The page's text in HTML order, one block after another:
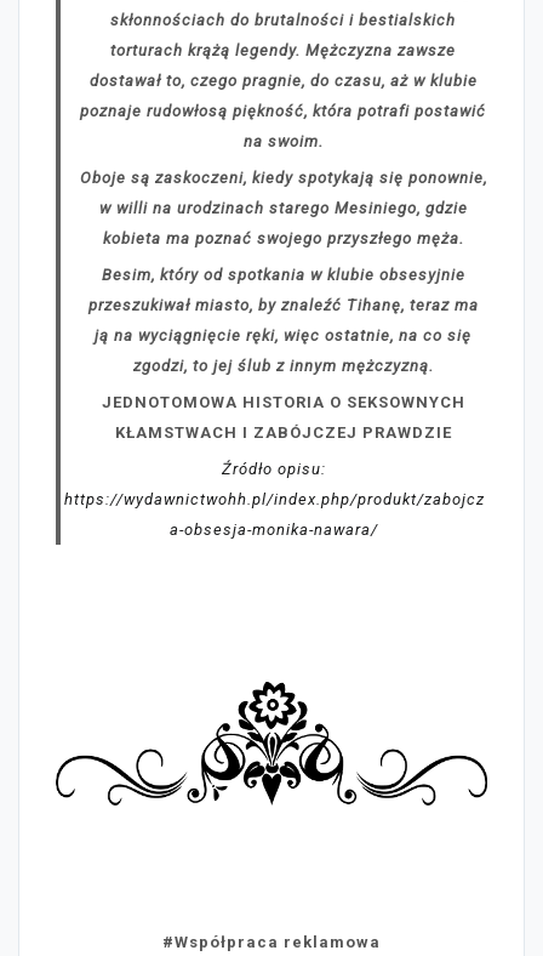
skłonnościach do brutalności i bestialskich
torturach krążą legendy. Mężczyzna zawsze
dostawał to, czego pragnie, do czasu, aż w klubie
poznaje rudowłosą piękność, która potrafi postawić
na swoim.
Oboje są zaskoczeni, kiedy spotykają się ponownie,
w willi na urodzinach starego Mesiniego, gdzie
kobieta ma poznać swojego przyszłego męża.
Besim, który od spotkania w klubie obsesyjnie
przeszukiwał miasto, by znaleźć Tihanę, teraz ma
ją na wyciągnięcie ręki, więc ostatnie, na co się
zgodzi, to jej ślub z innym mężczyzną.
JEDNOTOMOWA HISTORIA O SEKSOWNYCH
KŁAMSTWACH I ZABÓJCZEJ PRAWDZIE
Źródło opisu:
https://wydawnictwohh.pl/index.php/produkt/zabojcz
a-obsesja-monika-nawara/
#Współpraca reklamowa